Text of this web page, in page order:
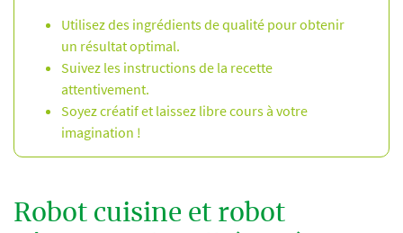
Utilisez des ingrédients de qualité pour obtenir
un résultat optimal.
Suivez les instructions de la recette
attentivement.
Soyez créatif et laissez libre cours à votre
imagination !
Robot cuisine et robot